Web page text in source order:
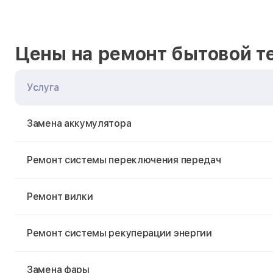
Цены на ремонт бытовой
Услуга
Замена аккумулятора
Ремонт системы переключения передач
Ремонт вилки
Ремонт системы рекуперации энергии
Замена фары